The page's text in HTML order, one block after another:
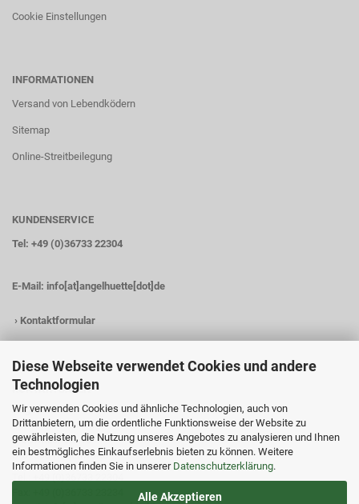
Diese Webseite verwendet Cookies und andere
Technologien
Wir verwenden Cookies und ähnliche Technologien, auch von
Drittanbietern, um die ordentliche Funktionsweise der Website zu
gewährleisten, die Nutzung unseres Angebotes zu analysieren und Ihnen
ein bestmögliches Einkaufserlebnis bieten zu können. Weitere
Informationen finden Sie in unserer Datenschutzerklärung.
Alle Akzeptieren
Cookie Einstellungen
INFORMATIONEN
Versand von Lebendködern
Sitemap
Online-Streitbeilegung
KUNDENSERVICE
Tel: +49 (0)36733 22304
E-Mail: info[at]angelhuette[dot]de
› Kontaktformular
KONTAKTDATEN
Angelhütte
Inh.: Christina Heß
Preßwitzer Str. 18
D-07338 Hohenwarte